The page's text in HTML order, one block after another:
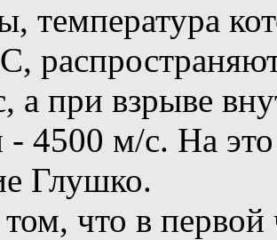
температура
а при взрыве
4500 м/с. На это
Глушко.
что в первой